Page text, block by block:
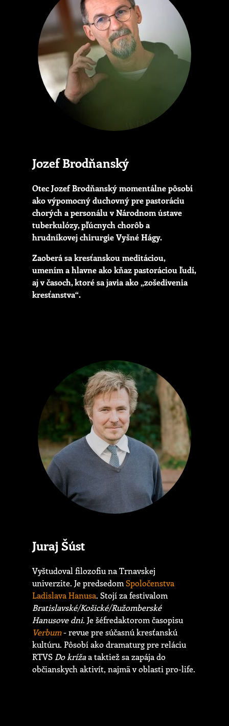
Jozef Brodňanský
Otec Jozef Brodňanský momentálne pôsobí
ako výpomocný duchovný pre pastoráciu
chorých a personálu v Národnom ústave
tuberkulózy, pľúcnych chorôb a
hrudníkovej chirurgie Vyšné Hágy.
Zaoberá sa kresťanskou meditáciou,
umením a hlavne ako kňaz pastoráciou ľudí,
aj v časoch, ktoré sa javia ako „zošedivenia
kresťanstva“.
Juraj Šúst
Vyštudoval filozofiu na Trnavskej
univerzite. Je predsedomSpoločenstva
Ladislava Hanusa. Stojí za festivalom
Bratislavské/Košické/Ružomberské
Hanusove dni. Je šéfredaktorom časopisu
Verbum- revue pre súčasnú kresťanskú
kultúru. Pôsobí ako dramaturg pre reláciu
RTVS Do krížaa taktiež sa zapája do
občianskych aktivít, najmä v oblasti pro-life.